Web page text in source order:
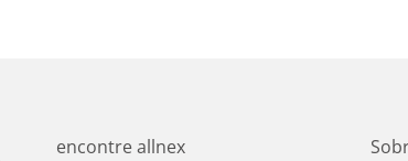
encontre allnex